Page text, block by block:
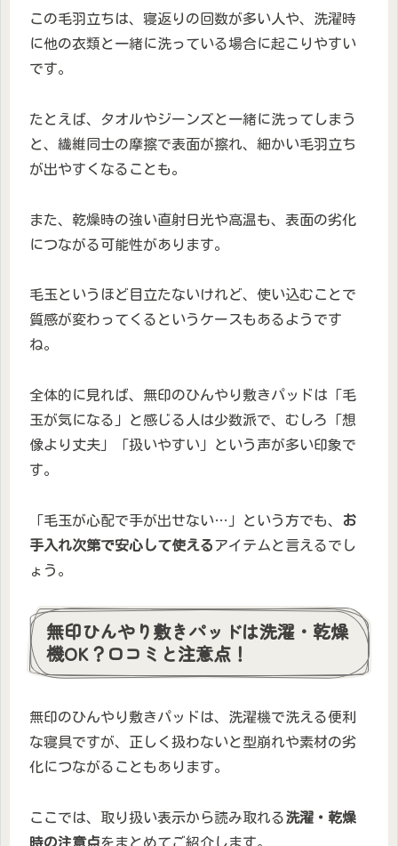
この毛羽立ちは、寝返りの回数が多い人や、洗濯時
に他の衣類と一緒に洗っている場合に起こりやすい
です。
たとえば、タオルやジーンズと一緒に洗ってしまう
と、繊維同士の摩擦で表面が擦れ、細かい毛羽立ち
が出やすくなることも。
また、乾燥時の強い直射日光や高温も、表面の劣化
につながる可能性があります。
毛玉というほど目立たないけれど、使い込むことで
質感が変わってくるというケースもあるようです
ね。
全体的に見れば、無印のひんやり敷きパッドは「毛
玉が気になる」と感じる人は少数派で、むしろ「想
像より丈夫」「扱いやすい」という声が多い印象で
す。
「毛玉が心配で手が出せない…」という方でも、
お
手入れ次第で安心して使えるアイテムと言えるでし
ょう。
無印ひんやり敷きパッドは洗濯・乾燥
機OK？口コミと注意点！
無印のひんやり敷きパッドは、洗濯機で洗える便利
な寝具ですが、正しく扱わないと型崩れや素材の劣
化につながることもあります。
ここでは、取り扱い表示から読み取れる洗濯・乾燥
時の注意点をまとめてご紹介します。